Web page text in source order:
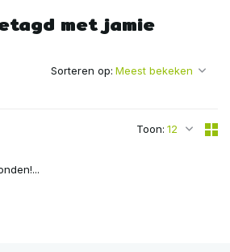
met jamie
Toon:
Sorteren op: